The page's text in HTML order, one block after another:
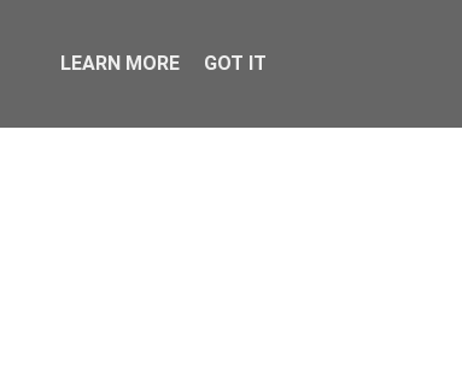
LEARN MORE GOT IT